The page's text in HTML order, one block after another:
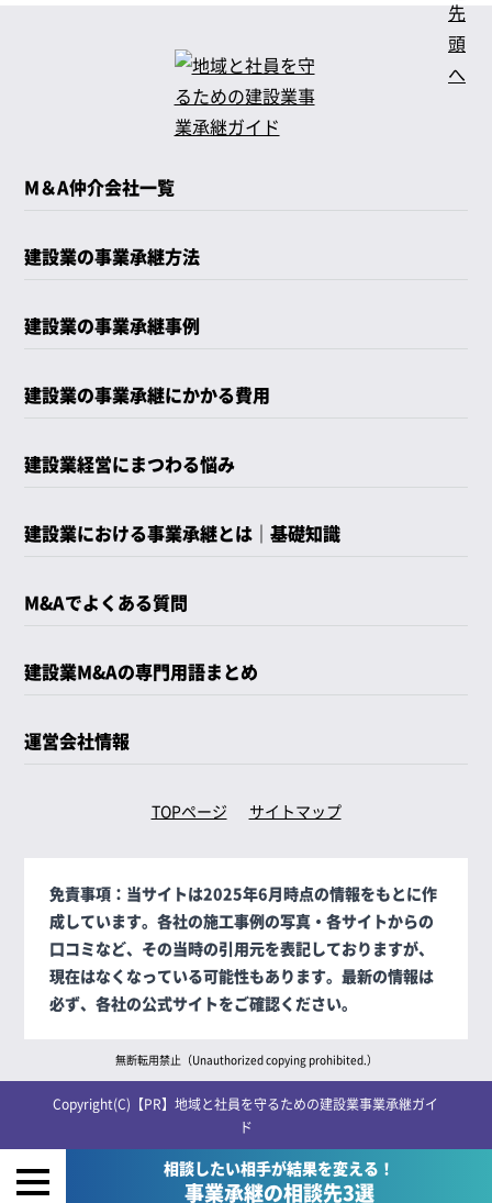
相談したい相手が結果を変える！
事業承継の相談先3選
M＆A仲介会社一覧
建設業の事業承継方法
建設業の事業承継事例
建設業の事業承継にかかる費用
建設業経営にまつわる悩み
建設業における事業承継とは｜基礎知識
M&Aでよくある質問
建設業M&Aの専門用語まとめ
運営会社情報
TOPページ サイトマップ
免責事項： 当サイトは2025年6月時点の情報をもとに作
成しています。各社の施工事例の写真・各サイトからの
口コミなど、その当時の引用元を表記しておりますが、
現在はなくなっている可能性もあります。最新の情報は
必ず、各社の公式サイトをご確認ください。
無断転用禁止（Unauthorized copying prohibited.）
Copyright(C)【PR】地域と社員を守るための建設業事業承継ガイ
ド